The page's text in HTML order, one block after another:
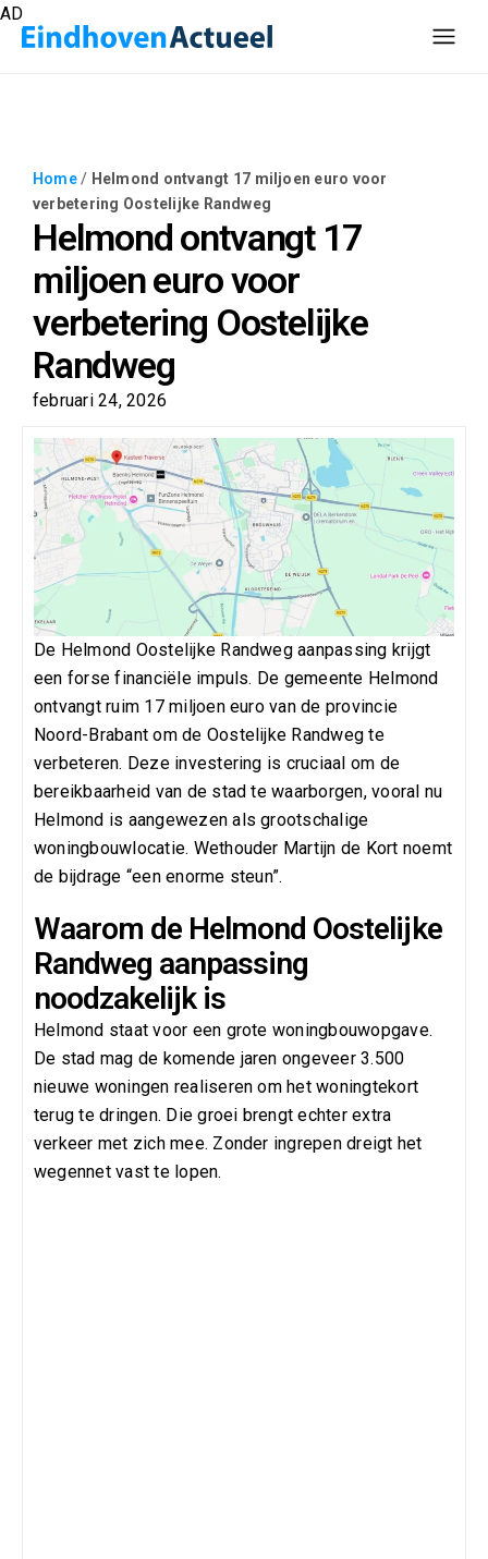
Home/ Helmond ontvangt 17 miljoen euro voor
verbetering Oostelijke Randweg
Helmond ontvangt 17
miljoen euro voor
verbetering Oostelijke
Randweg
februari 24, 2026
De Helmond Oostelijke Randweg aanpassing krijgt
een forse financiële impuls. De gemeente Helmond
ontvangt ruim 17 miljoen euro van de provincie
Noord-Brabant om de Oostelijke Randweg te
verbeteren. Deze investering is cruciaal om de
bereikbaarheid van de stad te waarborgen, vooral nu
Helmond is aangewezen als grootschalige
woningbouwlocatie. Wethouder Martijn de Kort noemt
de bijdrage “een enorme steun”.
Waarom de Helmond Oostelijke
Randweg aanpassing
noodzakelijk is
Helmond staat voor een grote woningbouwopgave.
De stad mag de komende jaren ongeveer 3.500
nieuwe woningen realiseren om het woningtekort
terug te dringen. Die groei brengt echter extra
verkeer met zich mee. Zonder ingrepen dreigt het
wegennet vast te lopen.
AD